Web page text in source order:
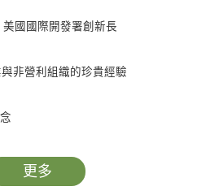
國國際開發署創新長
非營利組織的珍貴經驗
有效方法
更多